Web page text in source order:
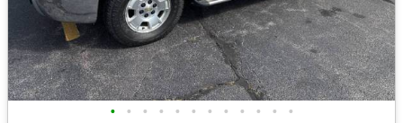
• • • • • • • • • • • •